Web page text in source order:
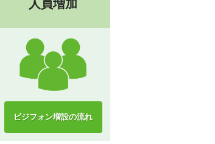
人員増加
ビジフォン増設の流れ